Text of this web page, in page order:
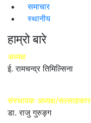
समाचार
स्थानीय
हाम्रो बारे
अध्यक्ष
ई. रामचन्द्र तिमिल्सिना
संस्थापक अध्यक्ष/सल्लाहकार
डा. राजु गुरुङ्ग